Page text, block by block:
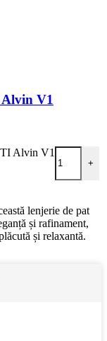
V1
Alvin V1
+
lenjerie de pat
și rafinament,
și relaxantă.